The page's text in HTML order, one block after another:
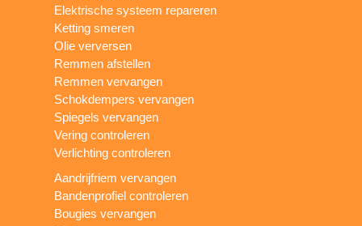
Elektrische systeem repareren
Ketting smeren
Olie verversen
Remmen afstellen
Remmen vervangen
Schokdempers vervangen
Spiegels vervangen
Vering controleren
Verlichting controleren
Aandrijfriem vervangen
Bandenprofiel controleren
Bougies vervangen